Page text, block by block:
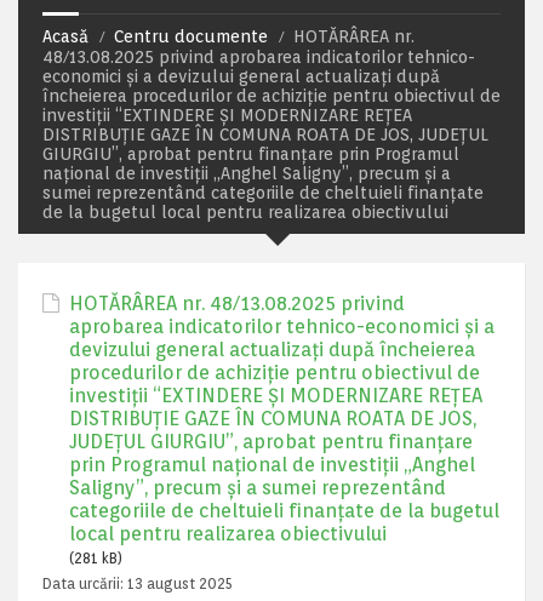
Acasă Centru documente
HOTĂRÂREA nr.
48/13.08.2025 privind aprobarea indicatorilor tehnico-
economici și a devizului general actualizați după
încheierea procedurilor de achiziție pentru obiectivul de
investiții “EXTINDERE ȘI MODERNIZARE REȚEA
DISTRIBUȚIE GAZE ÎN COMUNA ROATA DE JOS, JUDEȚUL
GIURGIU”, aprobat pentru finanțare prin Programul
național de investiții „Anghel Saligny”, precum și a
sumei reprezentând categoriile de cheltuieli finanțate
de la bugetul local pentru realizarea obiectivului
HOTĂRÂREA nr. 48/13.08.2025 privind
aprobarea indicatorilor tehnico-economici și a
devizului general actualizați după încheierea
procedurilor de achiziție pentru obiectivul de
investiții “EXTINDERE ȘI MODERNIZARE REȚEA
DISTRIBUȚIE GAZE ÎN COMUNA ROATA DE JOS,
JUDEȚUL GIURGIU”, aprobat pentru finanțare
prin Programul național de investiții „Anghel
Saligny”, precum și a sumei reprezentând
categoriile de cheltuieli finanțate de la bugetul
local pentru realizarea obiectivului
(281 kB)
Data urcării: 13 august 2025